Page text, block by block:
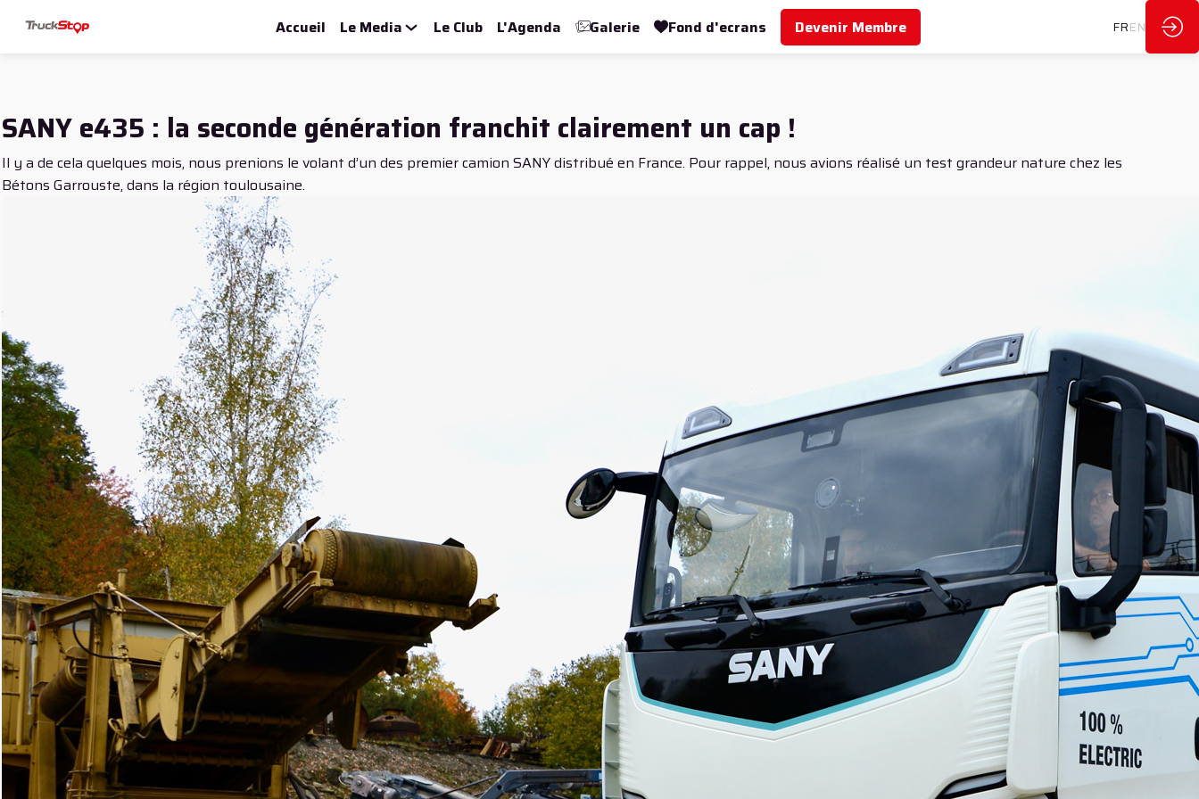
Accueil Le Media Le Club L'Agenda Galerie Fond d'ecrans Devenir Membre FREN
SANY e435 : la seconde génération franchit clairement un cap !
Il y a de cela quelques mois, nous prenions le volant d’un des premier camion SANY distribué en France. Pour rappel, nous avions réalisé un test grandeur nature chez les
Bétons Garrouste, dans la région toulousaine.